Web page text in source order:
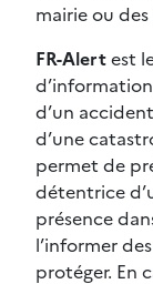
mairie ou
FR-Alertest
d’un
d’une
permet de
détentrice
présence
l’informer
protéger. En